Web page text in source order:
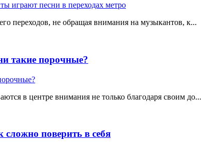
переходов, не обращая внимания на музыкантов, к...
такие порочные?
в центре внимания не только благодаря своим до...
поверить в себя